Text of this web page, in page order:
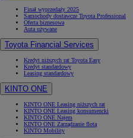
Finał wyprzedaży 2025
Samochody dostawcze Toyota Professional
Oferta biznesowa
Auta używane
Toyota Financial Services
Kredyt niższych rat Toyota Easy
Kredyt standardowy
Leasing standardowy
KINTO ONE
KINTO ONE Leasing niższych rat
KINTO ONE Leasing konsumencki
KINTO ONE Najem
KINTO ONE Zarządzanie flotą
KINTO Mobility